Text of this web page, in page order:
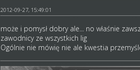
2012-09-27, 15:49:01
może i pomysł dobry ale... no właśnie
zawodnicy ze wszystkich lig
Ogólnie nie mówię nie ale kwestia